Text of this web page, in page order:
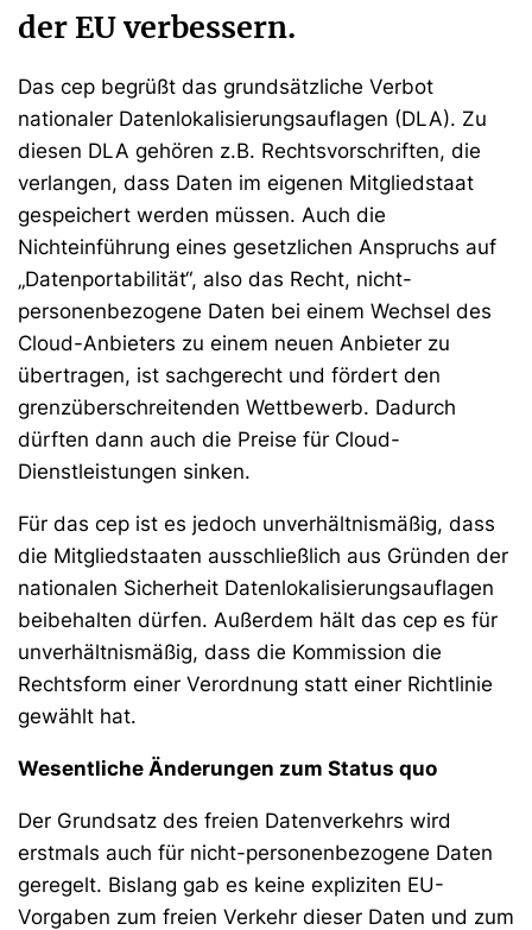
der EU verbessern.
Das cep begrüßt das grundsätzliche Verbot
nationaler Datenlokalisierungsauflagen (DLA). Zu
diesen DLA gehören z.B. Rechtsvorschriften, die
verlangen, dass Daten im eigenen Mitgliedstaat
gespeichert werden müssen. Auch die
Nichteinführung eines gesetzlichen Anspruchs auf
„Datenportabilität“, also das Recht, nicht-
personenbezogene Daten bei einem Wechsel des
Cloud-Anbieters zu einem neuen Anbieter zu
übertragen, ist sachgerecht und fördert den
grenzüberschreitenden Wettbewerb. Dadurch
dürften dann auch die Preise für Cloud-
Dienstleistungen sinken.
Für das cep ist es jedoch unverhältnismäßig, dass
die Mitgliedstaaten ausschließlich aus Gründen der
nationalen Sicherheit Datenlokalisierungsauflagen
beibehalten dürfen. Außerdem hält das cep es für
unverhältnismäßig, dass die Kommission die
Rechtsform einer Verordnung statt einer Richtlinie
gewählt hat.
Wesentliche Änderungen zum Status quo
Der Grundsatz des freien Datenverkehrs wird
erstmals auch für nicht-personenbezogene Daten
geregelt. Bislang gab es keine expliziten EU-
Vorgaben zum freien Verkehr dieser Daten und zum